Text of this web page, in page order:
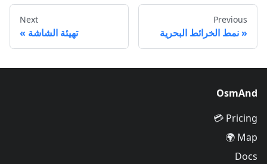
Previous
نمط الخرائط البحرية
Next
تهيئة الشاشة
OsmAnd
Pricing 💳
Map 🌍
Docs